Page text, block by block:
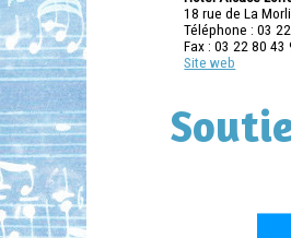
18 rue de La
Téléphone : 03
Fax : 03 22 80 43
Site web